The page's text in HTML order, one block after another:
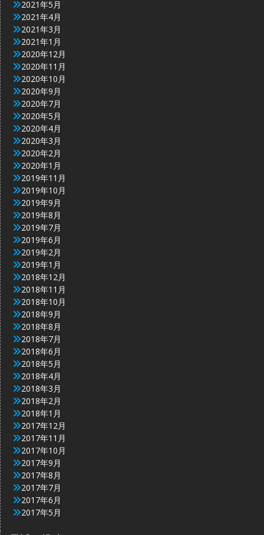
2021年5月
2021年4月
2021年3月
2021年1月
2020年12月
2020年11月
2020年10月
2020年9月
2020年7月
2020年5月
2020年4月
2020年3月
2020年2月
2020年1月
2019年11月
2019年10月
2019年9月
2019年8月
2019年7月
2019年6月
2019年2月
2019年1月
2018年12月
2018年11月
2018年10月
2018年9月
2018年8月
2018年7月
2018年6月
2018年5月
2018年4月
2018年3月
2018年2月
2018年1月
2017年12月
2017年11月
2017年10月
2017年9月
2017年8月
2017年7月
2017年6月
2017年5月